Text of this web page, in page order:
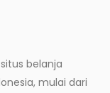
belanja
mulai dari